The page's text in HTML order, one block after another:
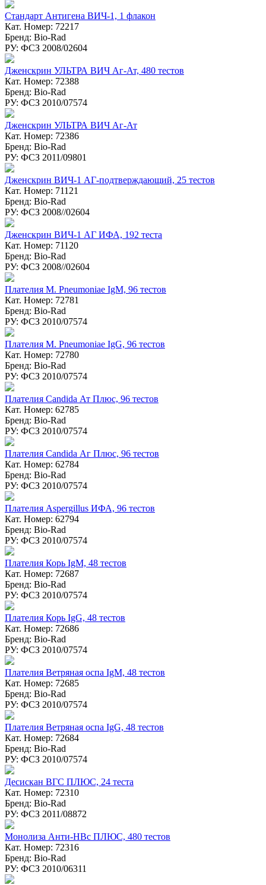
Стандарт Антигена ВИЧ-1, 1 флакон
Кат. Номер: 72217
Бренд: Bio-Rad
РУ: ФСЗ 2008/02604
Дженскрин УЛЬТРА ВИЧ Аг-Ат, 480 тестов
Кат. Номер: 72388
Бренд: Bio-Rad
РУ: ФСЗ 2010/07574
Дженскрин УЛЬТРА ВИЧ Аг-Ат
Кат. Номер: 72386
Бренд: Bio-Rad
РУ: ФСЗ 2011/09801
Дженскрин ВИЧ-1 АГ-подтверждающий, 25 тестов
Кат. Номер: 71121
Бренд: Bio-Rad
РУ: ФСЗ 2008//02604
Дженcкрин ВИЧ-1 АГ ИФА, 192 теста
Кат. Номер: 71120
Бренд: Bio-Rad
РУ: ФСЗ 2008//02604
Плателия M. Pneumoniae IgM, 96 тестов
Кат. Номер: 72781
Бренд: Bio-Rad
РУ: ФСЗ 2010/07574
Плателия M. Pneumoniae IgG, 96 тестов
Кат. Номер: 72780
Бренд: Bio-Rad
РУ: ФСЗ 2010/07574
Плателия Candida Ат Плюс, 96 тестов
Кат. Номер: 62785
Бренд: Bio-Rad
РУ: ФСЗ 2010/07574
Плателия Candida Аг Плюс, 96 тестов
Кат. Номер: 62784
Бренд: Bio-Rad
РУ: ФСЗ 2010/07574
Плателия Aspergillus ИФА, 96 тестов
Кат. Номер: 62794
Бренд: Bio-Rad
РУ: ФСЗ 2010/07574
Плателия Корь IgM, 48 тестов
Кат. Номер: 72687
Бренд: Bio-Rad
РУ: ФСЗ 2010/07574
Плателия Корь IgG, 48 тестов
Кат. Номер: 72686
Бренд: Bio-Rad
РУ: ФСЗ 2010/07574
Плателия Ветряная оспа IgM, 48 тестов
Кат. Номер: 72685
Бренд: Bio-Rad
РУ: ФСЗ 2010/07574
Плателия Ветряная оспа IgG, 48 тестов
Кат. Номер: 72684
Бренд: Bio-Rad
РУ: ФСЗ 2010/07574
Десискан ВГC ПЛЮС, 24 теста
Кат. Номер: 72310
Бренд: Bio-Rad
РУ: ФСЗ 2011/08872
Монолиза Анти-HBc ПЛЮС, 480 тестов
Кат. Номер: 72316
Бренд: Bio-Rad
РУ: ФСЗ 2010/06311